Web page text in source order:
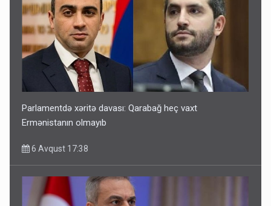
Parlamentdə xəritə davası: Qarabağ heç vaxt
Ermənistanın olmayıb
6 Avqust 17:38